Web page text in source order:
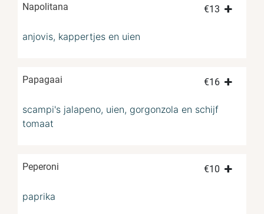
Napolitana €13
anjovis, kappertjes en uien
Papagaai €16
scampi's jalapeno, uien, gorgonzola en schijf
tomaat
Peperoni €10
paprika